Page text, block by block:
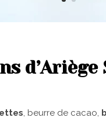
d’Ariège
, beurre de cacao,